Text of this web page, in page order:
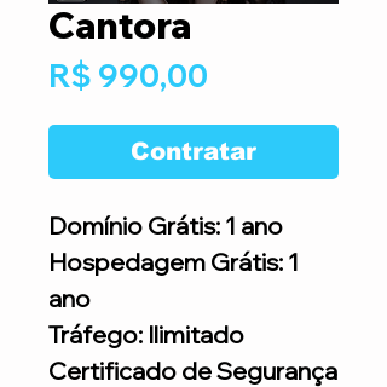
Cantora
R$ 990,00
Contratar
Domínio Grátis: 1 ano
Hospedagem Grátis: 1
ano
Tráfego: Ilimitado
Certificado de Segurança